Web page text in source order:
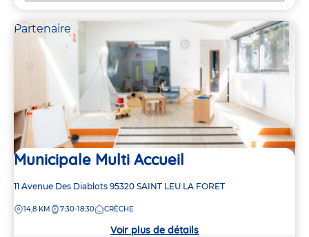
Partenaire
Municipale Multi Accueil
Adresse
la
11 Avenue Des Diablots 95320 SAINT LEU LA FORET
DISTANCE
14,8 KM 7:30-18:30 CRÈCHE
Voir plus de détails
3
3